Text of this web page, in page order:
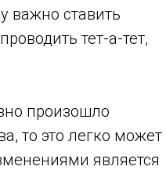
важно ставить
тет-а-тет,
произошло
то это легко может
является